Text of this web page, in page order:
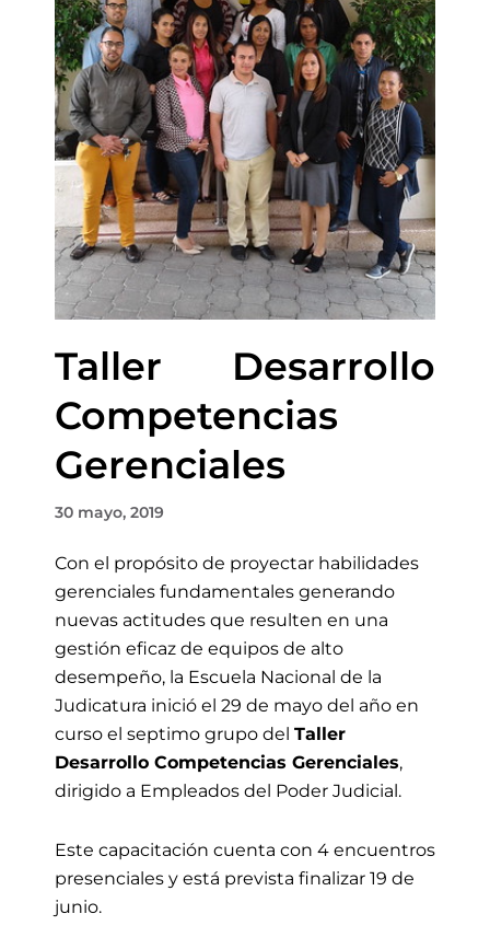
Taller Desarrollo
Competencias
Gerenciales
30 mayo, 2019
Con el propósito de proyectar habilidades
gerenciales fundamentales generando
nuevas actitudes que resulten en una
gestión eficaz de equipos de alto
desempeño, la Escuela Nacional de la
Judicatura inició el 29 de mayo del año en
curso el septimo grupo del Taller
Desarrollo Competencias Gerenciales,
dirigido a Empleados del Poder Judicial.
Este capacitación cuenta con 4 encuentros
presenciales y está prevista finalizar 19 de
junio.